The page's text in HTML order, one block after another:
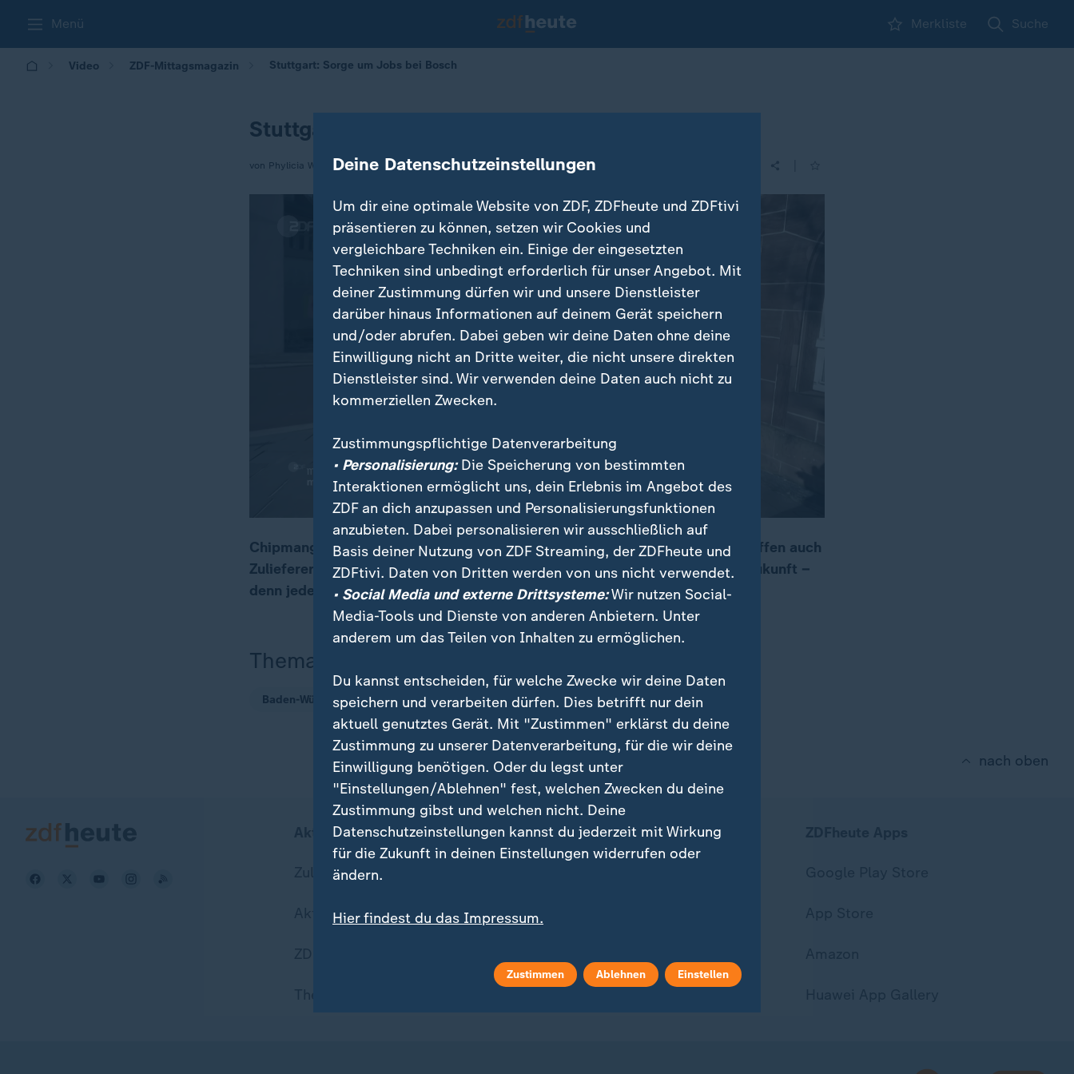
Menü Merkliste Suche
Video ZDF-Mittagsmagazin Stuttgart: Sorge um Jobs bei Bosch
Stuttgart: Sorge um Jobs bei Bosch
von Phylicia Whitney
00:23 06:15
Chipmangel, Zollstreit, Elektromobilität: Die Probleme der Autoindustrie treffen auch
Zulieferer wie Bosch hart. In Gerlingen bei Stuttgart bangen viele um ihre Zukunft –
denn jede fünfte Stelle könnte wegfallen.
Thema
Baden-Württemberg
nach oben
Aktuell bei ZDFheute
Zuletzt veröffentlicht
Aktuelle Sendungs-Videos
ZDFheute Update
Deine Datenschutzeinstellungen
Um dir eine optimale Website von ZDF, ZDFheute und ZDFtivi
präsentieren zu können, setzen wir Cookies und
vergleichbare Techniken ein. Einige der eingesetzten
Techniken sind unbedingt erforderlich für unser Angebot. Mit
deiner Zustimmung dürfen wir und unsere Dienstleister
darüber hinaus Informationen auf deinem Gerät speichern
und/oder abrufen. Dabei geben wir deine Daten ohne deine
Einwilligung nicht an Dritte weiter, die nicht unsere direkten
Dienstleister sind. Wir verwenden deine Daten auch nicht zu
kommerziellen Zwecken.
Zustimmungspflichtige Datenverarbeitung
• Personalisierung:Die Speicherung von bestimmten
Interaktionen ermöglicht uns, dein Erlebnis im Angebot des
ZDF an dich anzupassen und Personalisierungsfunktionen
anzubieten. Dabei personalisieren wir ausschließlich auf
Basis deiner Nutzung von ZDF Streaming, der ZDFheute und
ZDFtivi. Daten von Dritten werden von uns nicht verwendet.
• Social Media und externe Drittsysteme:Wir nutzen Social-
Media-Tools und Dienste von anderen Anbietern. Unter
anderem um das Teilen von Inhalten zu ermöglichen.
Du kannst entscheiden, für welche Zwecke wir deine Daten
speichern und verarbeiten dürfen. Dies betrifft nur dein
aktuell genutztes Gerät. Mit "Zustimmen" erklärst du deine
Zustimmung zu unserer Datenverarbeitung, für die wir deine
Einwilligung benötigen. Oder du legst unter
"Einstellungen/Ablehnen" fest, welchen Zwecken du deine
Zustimmung gibst und welchen nicht. Deine
Datenschutzeinstellungen kannst du jederzeit mit Wirkung
für die Zukunft in deinen Einstellungen widerrufen oder
ändern.
Hier findest du das Impressum.
Zustimmen Ablehnen Einstellen